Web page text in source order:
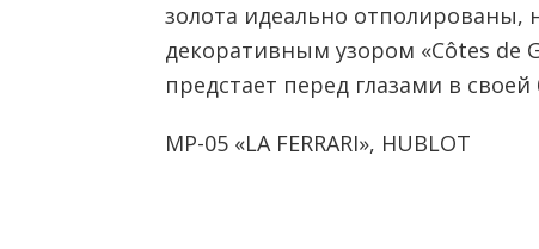
золота идеально
декоративным узором «Côtes de
предстает перед глазами в
MP-05 «LA FERRARI», HUBLOT